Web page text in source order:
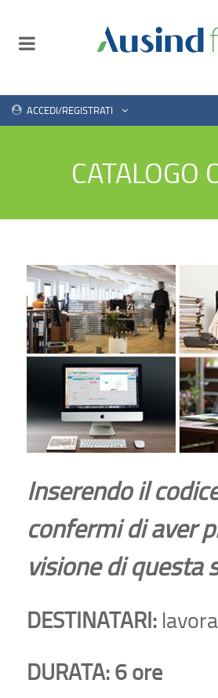
ACCEDI/REGISTRATI
CATALOGO
Inserendo il
confermi di aver
visione di questa
DESTINATARI:
DURATA:6 ore